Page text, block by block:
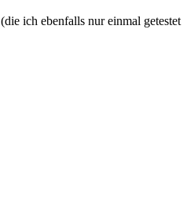
(die ich ebenfalls nur einmal getestet